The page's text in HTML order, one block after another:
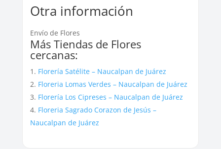
Otra información
Envío de Flores
Más Tiendas de Flores
cercanas:
Florería Satélite – Naucalpan de Juárez
Floreria Lomas Verdes – Naucalpan de Juárez
Florería Los Cipreses – Naucalpan de Juárez
Floreria Sagrado Corazon de Jesús –
Naucalpan de Juárez